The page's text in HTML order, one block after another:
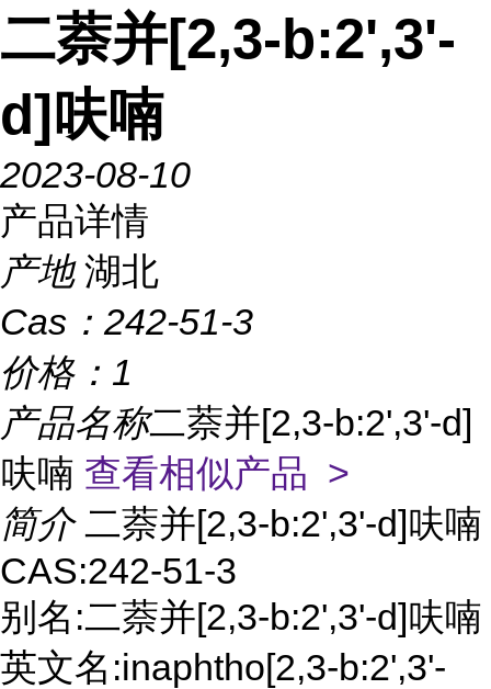
二萘并[2,3-b:2',3'-
d]呋喃
2023-08-10
产品详情
产地 湖北
Cas： 242-51-3
价格： 1
产品名称二萘并[2,3-b:2',3'-d]
呋喃 查看相似产品 >
简介 二萘并[2,3-b:2',3'-d]呋喃
CAS:242-51-3
别名:二萘并[2,3-b:2',3'-d]呋喃
英文名:inaphtho[2,3-b:2',3'-